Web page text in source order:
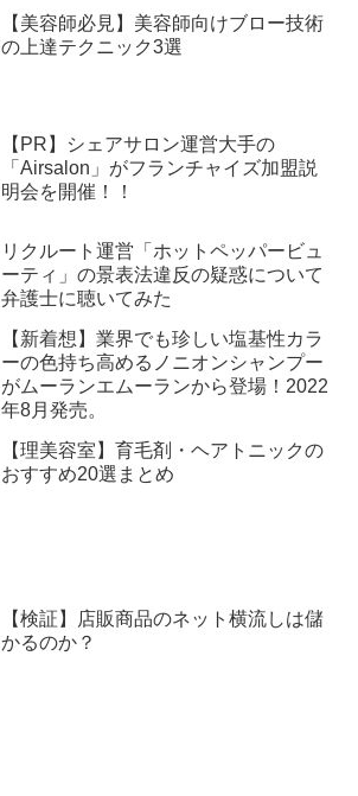
【美容師必見】美容師向けブロー技術
の上達テクニック3選
【PR】シェアサロン運営大手の
「Airsalon」がフランチャイズ加盟説
明会を開催！！
リクルート運営「ホットペッパービュ
ーティ」の景表法違反の疑惑について
弁護士に聴いてみた
【新着想】業界でも珍しい塩基性カラ
ーの色持ち高めるノニオンシャンプー
がムーランエムーランから登場！2022
年8月発売。
【理美容室】育毛剤・ヘアトニックの
おすすめ20選まとめ
【検証】店販商品のネット横流しは儲
かるのか？